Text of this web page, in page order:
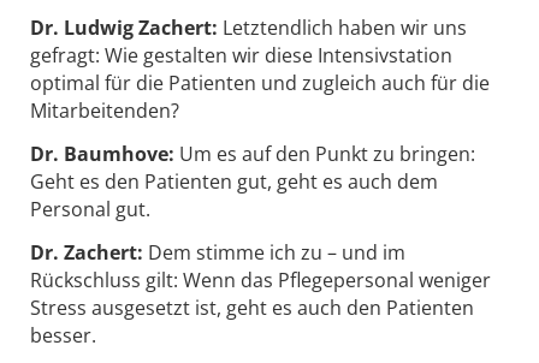
Dr. Ludwig Zachert: Letztendlich haben wir uns
gefragt: Wie gestalten wir diese Intensivstation
optimal für die Patienten und zugleich auch für die
Mitarbeitenden?
Dr. Baumhove: Um es auf den Punkt zu bringen:
Geht es den Patienten gut, geht es auch dem
Personal gut.
Dr. Zachert: Dem stimme ich zu – und im
Rückschluss gilt: Wenn das Pflegepersonal weniger
Stress ausgesetzt ist, geht es auch den Patienten
besser.